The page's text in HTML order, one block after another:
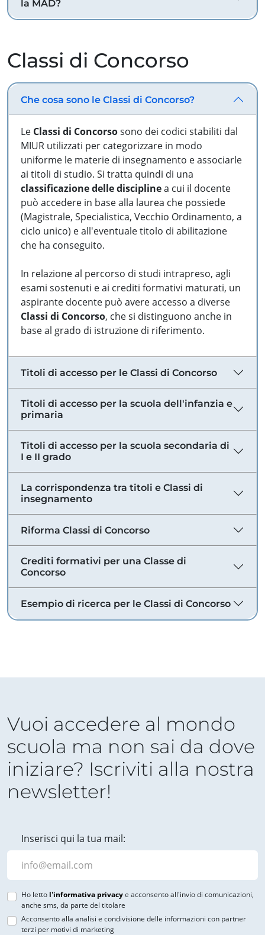
la MAD?
Classi di Concorso
Che cosa sono le Classi di Concorso?
Le Classi di Concorsosono dei codici stabiliti dal
MIUR utilizzati per categorizzare in modo
uniforme le materie di insegnamento e associarle
ai titoli di studio. Si tratta quindi di una
classificazione delle disciplinea cui il docente
può accedere in base alla laurea che possiede
(Magistrale, Specialistica, Vecchio Ordinamento, a
ciclo unico) e all'eventuale titolo di abilitazione
che ha conseguito.
In relazione al percorso di studi intrapreso, agli
esami sostenuti e ai crediti formativi maturati, un
aspirante docente può avere accesso a diverse
Classi di Concorso, che si distinguono anche in
base al grado di istruzione di riferimento.
Titoli di accesso per le Classi di Concorso
Titoli di accesso per la scuola dell'infanzia e
primaria
Titoli di accesso per la scuola secondaria di
I e II grado
La corrispondenza tra titoli e Classi di
insegnamento
Riforma Classi di Concorso
Crediti formativi per una Classe di
Concorso
Esempio di ricerca per le Classi di Concorso
Vuoi accedere al mondo
scuola ma non sai da dove
iniziare? Iscriviti alla nostra
newsletter!
Inserisci qui la tua mail:
Ho letto l'informativa privacye acconsento all'invio di comunicazioni,
anche sms, da parte del titolare
Acconsento alla analisi e condivisione delle informazioni con partner
terzi per motivi di marketing